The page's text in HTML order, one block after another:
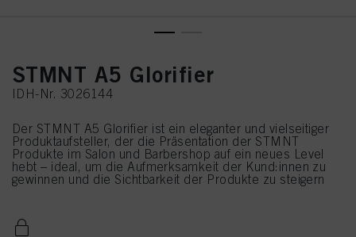
STMNT A5 Glorifier
IDH-Nr. 3026144
Der STMNT A5 Glorifier ist ein eleganter und vielseitiger
Produktaufsteller, der die Präsentation der STMNT
Produkte im Salon und Barbershop auf ein neues Level
hebt – ideal, um die Aufmerksamkeit der Kund:innen zu
gewinnen und die Sichtbarkeit der Produkte zu steigern